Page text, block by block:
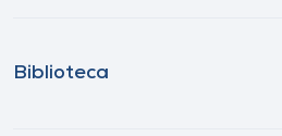
Biblioteca